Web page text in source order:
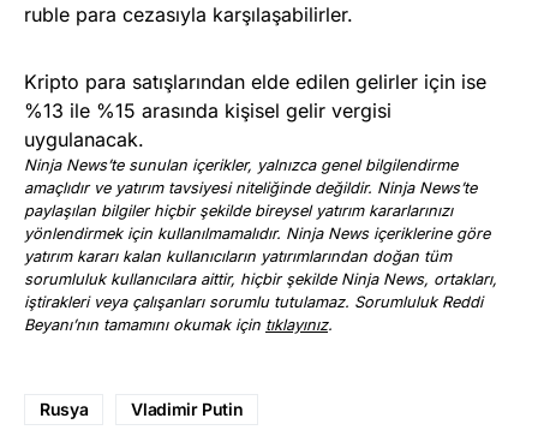
ruble para cezasıyla karşılaşabilirler.
Kripto para satışlarından elde edilen gelirler için ise
%13 ile %15 arasında kişisel gelir vergisi
uygulanacak.
Ninja News’te sunulan içerikler, yalnızca genel bilgilendirme
amaçlıdır ve yatırım tavsiyesi niteliğinde değildir. Ninja News’te
paylaşılan bilgiler hiçbir şekilde bireysel yatırım kararlarınızı
yönlendirmek için kullanılmamalıdır. Ninja News içeriklerine göre
yatırım kararı kalan kullanıcıların yatırımlarından doğan tüm
sorumluluk kullanıcılara aittir, hiçbir şekilde Ninja News, ortakları,
iştirakleri veya çalışanları sorumlu tutulamaz. Sorumluluk Reddi
Beyanı’nın tamamını okumak için tıklayınız.
Rusya Vladimir Putin